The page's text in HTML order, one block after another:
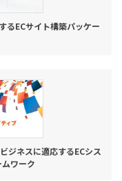
るECサイト構築パッケー
ジネスに適応するECシス
ワーク